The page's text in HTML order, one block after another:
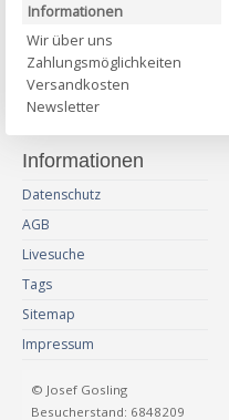
Informationen
Wir über uns
Zahlungsmöglichkeiten
Versandkosten
Newsletter
Informationen
Datenschutz
AGB
Livesuche
Tags
Sitemap
Impressum
© Josef Gosling
Besucherstand: 6848209